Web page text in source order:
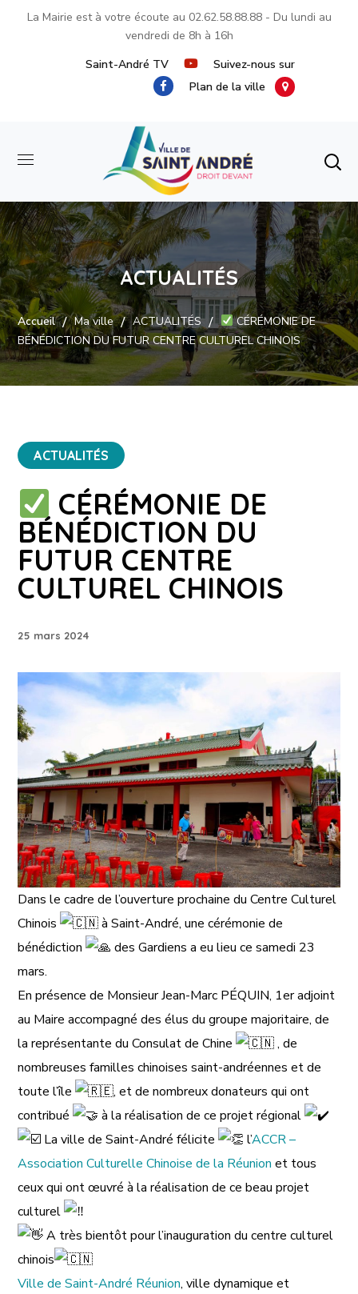
La Mairie est à votre écoute au 02.62.58.88.88- Du lundi au
vendredi de 8h à 16h
Saint-André TV
Suivez-nous sur
Plan de la ville
ACTUALITÉS
Accueil Ma ville ACTUALITÉS
CÉRÉMONIE DE
BÉNÉDICTION DU FUTUR CENTRE CULTUREL CHINOIS
ACTUALITÉS
CÉRÉMONIE DE
BÉNÉDICTION DU
FUTUR CENTRE
CULTUREL CHINOIS
25 mars 2024
Dans le cadre de l’ouverture prochaine du Centre Culturel
Chinois
à Saint-André, une cérémonie de
bénédiction
des Gardiens a eu lieu ce samedi 23
mars.
En présence de Monsieur Jean-Marc PÉQUIN, 1er adjoint
au Maire accompagné des élus du groupe majoritaire, de
la représentante du Consulat de Chine
, de
nombreuses familles chinoises saint-andréennes et de
toute l’île
, et de nombreux donateursqui ont
contribué
à la réalisation de ce projet régional
La ville de Saint-André félicite
l’ACCR –
Association Culturelle Chinoise de la Réunion et tous
ceux qui ont œuvré à la réalisation de ce beau projet
culturel
A très bientôt pour l’inauguration du centre culturel
chinois
Ville de Saint-André Réunion, ville dynamique et